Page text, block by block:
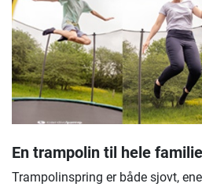
En trampolin til hele
Trampolinspring er både sjovt,